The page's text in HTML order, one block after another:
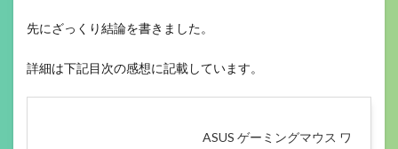
先にざっくり結論を書きました。
詳細は下記目次の感想に記載しています。
ASUS ゲーミングマウス ワ